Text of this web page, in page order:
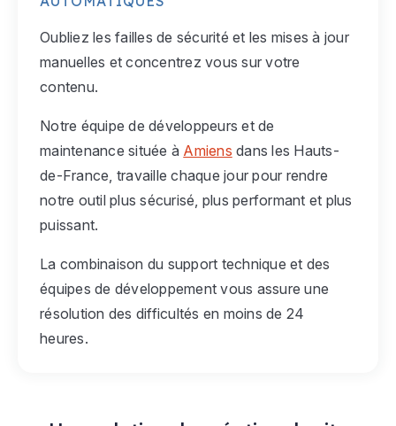
Oubliez les failles de sécurité et les mises à jour
manuelles et concentrez vous sur votre
contenu.
Notre équipe de développeurs et de
maintenance située à Amiens dans les Hauts-
de-France, travaille chaque jour pour rendre
notre outil plus sécurisé, plus performant et plus
puissant.
La combinaison du support technique et des
équipes de développement vous assure une
résolution des difficultés en moins de 24
heures.